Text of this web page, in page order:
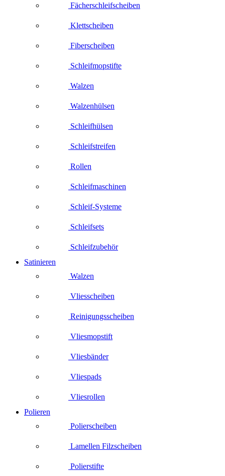
Fächerschleifscheiben
Klettscheiben
Fiberscheiben
Schleifmopstifte
Walzen
Walzenhülsen
Schleifhülsen
Schleifstreifen
Rollen
Schleifmaschinen
Schleif-Systeme
Schleifsets
Schleifzubehör
Satinieren
Walzen
Vliesscheiben
Reinigungsscheiben
Vliesmopstift
Vliesbänder
Vliespads
Vliesrollen
Polieren
Polierscheiben
Lamellen Filzscheiben
Polierstifte